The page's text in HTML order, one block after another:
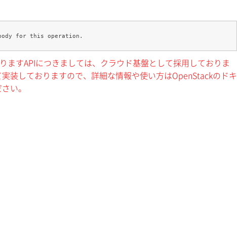
ますAPIにつきましては、クラウド基盤として採用しておりま
装しておりますので、詳細な情報や使い方はOpenStackのドキ
い。